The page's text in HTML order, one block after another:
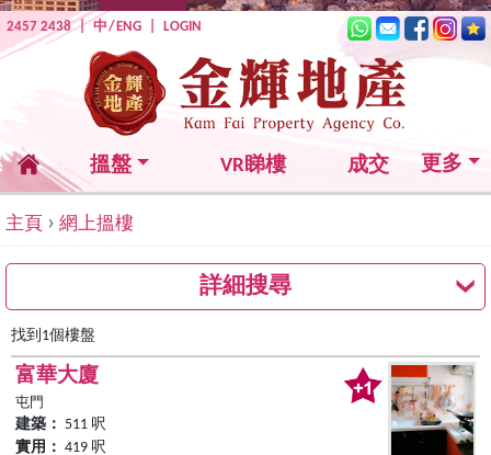
2457 2438|中/ ENG LOGIN
搵盤 VR睇樓 成交 更多
主頁 › 網上搵樓
詳細搜尋
找到1個樓盤
富華大廈
屯門
建築： 511 呎
實用： 419 呎